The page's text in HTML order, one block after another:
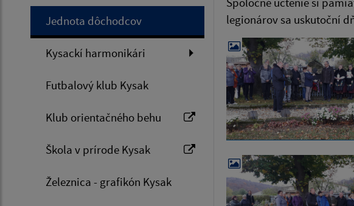
Jednota dôchodcov
Kysackí harmonikári
Futbalový klub Kysak
Klub orientačného behu
Škola v prírode Kysak
Železnica - grafikón Kysak
legionárov sa uskutoční